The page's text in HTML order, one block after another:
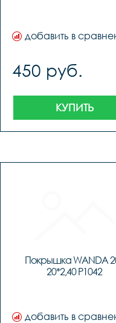
добавить в
450 руб.
КУПИТЬ
Покрышка WANDA
20*2,40 P1042
добавить в